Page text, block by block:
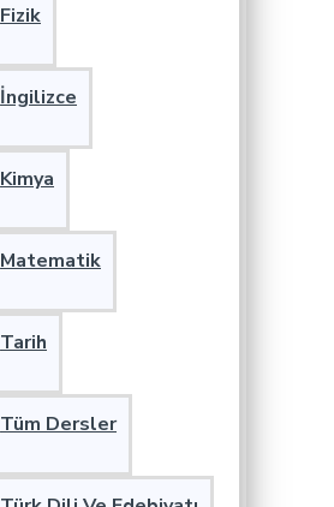
Fizik
İngilizce
Kimya
Matematik
Tarih
Tüm Dersler